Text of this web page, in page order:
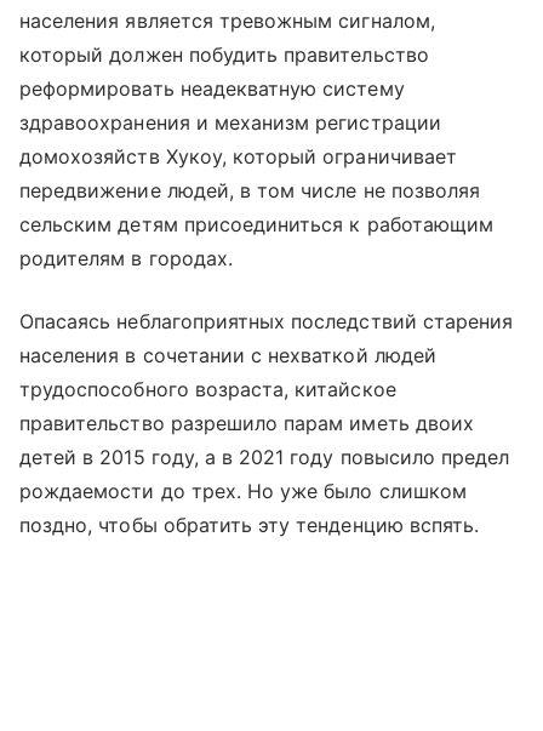
населения является тревожным сигналом,
который должен побудить правительство
реформировать неадекватную систему
здравоохранения и механизм регистрации
домохозяйств Хукоу, который ограничивает
передвижение людей, в том числе не позволяя
сельским детям присоединиться к работающим
родителям в городах.
Опасаясь неблагоприятных последствий старения
населения в сочетании с нехваткой людей
трудоспособного возраста, китайское
правительство разрешило парам иметь двоих
детей в 2015 году, а в 2021 году повысило предел
рождаемости до трех. Но уже было слишком
поздно, чтобы обратить эту тенденцию вспять.